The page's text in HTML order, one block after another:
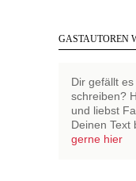
GASTAUTOREN
Dir gefällt
schreiben?
und liebst
Deinen Text
gerne hier